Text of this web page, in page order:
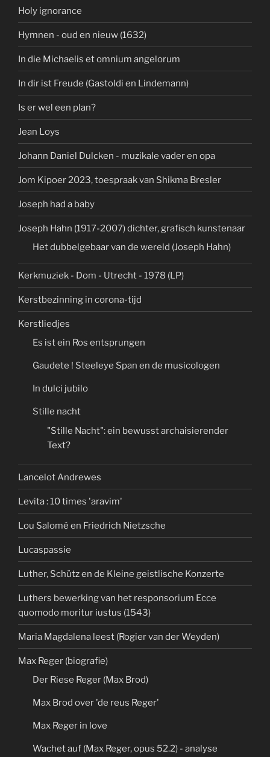
Holy ignorance
Hymnen - oud en nieuw (1632)
In die Michaelis et omnium angelorum
In dir ist Freude (Gastoldi en Lindemann)
Is er wel een plan?
Jean Loys
Johann Daniel Dulcken - muzikale vader en opa
Jom Kipoer 2023, toespraak van Shikma Bresler
Joseph had a baby
Joseph Hahn (1917-2007) dichter, grafisch kunstenaar
Het dubbelgebaar van de wereld (Joseph Hahn)
Kerkmuziek - Dom - Utrecht - 1978 (LP)
Kerstbezinning in corona-tijd
Kerstliedjes
Es ist ein Ros entsprungen
Gaudete ! Steeleye Span en de musicologen
In dulci jubilo
Stille nacht
"Stille Nacht": ein bewusst archaisierender
Text?
Lancelot Andrewes
Levita : 10 times 'aravim'
Lou Salomé en Friedrich Nietzsche
Lucaspassie
Luther, Schütz en de Kleine geistlische Konzerte
Luthers bewerking van het responsorium Ecce
quomodo moritur iustus (1543)
Maria Magdalena leest (Rogier van der Weyden)
Max Reger (biografie)
Der Riese Reger (Max Brod)
Max Brod over 'de reus Reger'
Max Reger in love
Wachet auf (Max Reger, opus 52.2) - analyse